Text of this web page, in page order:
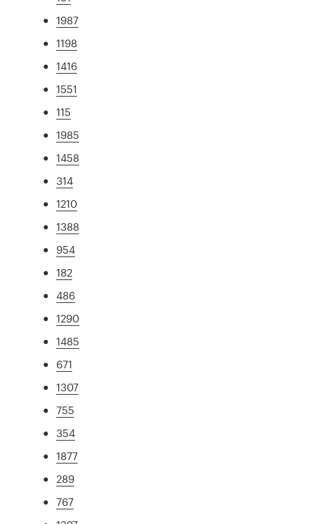
1987
1198
1416
1551
115
1985
1458
314
1210
1388
954
182
486
1290
1485
671
1307
755
354
1877
289
767